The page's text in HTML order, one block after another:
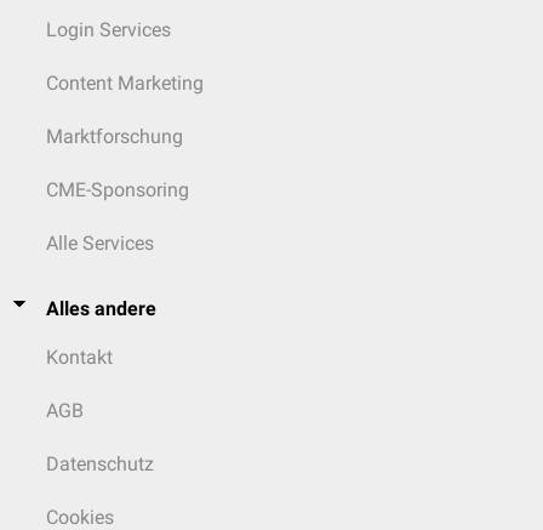
Login Services
Content Marketing
Marktforschung
CME-Sponsoring
Alle Services
Alles andere
Kontakt
AGB
Datenschutz
Cookies